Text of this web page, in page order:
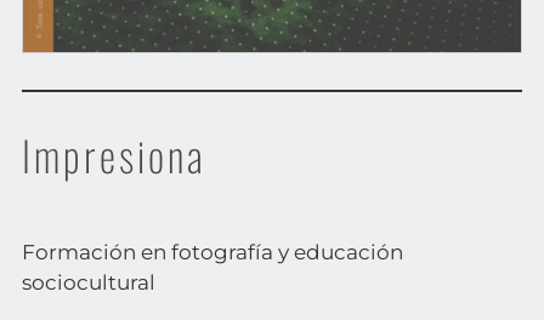
Impresiona
Formación en fotografía y educación
sociocultural